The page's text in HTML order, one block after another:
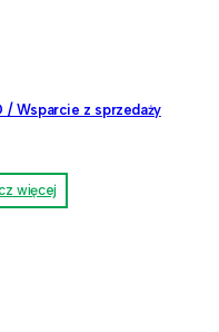
/ Wsparcie z sprzedaży
więcej